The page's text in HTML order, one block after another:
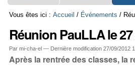
Vous êtes ici : Accueil / Événements /
Réunion PauLLA le
Par mi-cha-el — Dernière modification 27/09/2012
Après la rentrée des classes, la